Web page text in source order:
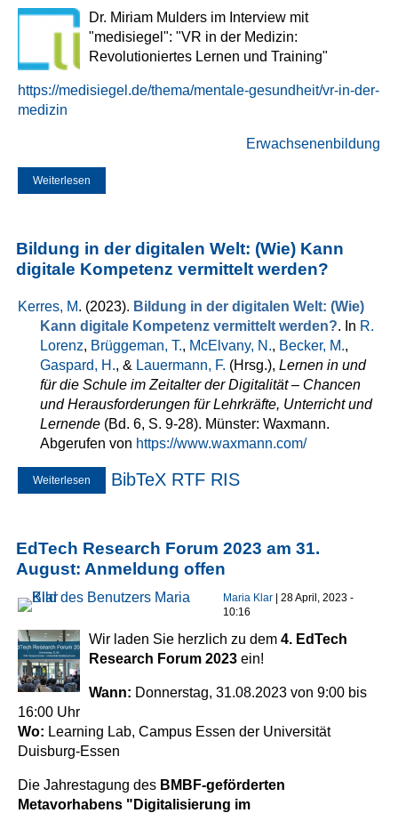
Dr. Miriam Mulders im Interview mit
"medisiegel": "VR in der Medizin:
Revolutioniertes Lernen und Training"
https://medisiegel.de/thema/mentale-gesundheit/vr-in-der-
medizin
Erwachsenenbildung
Weiterlesen
Medizin
Bildung in der digitalen Welt: (Wie) Kann
digitale Kompetenz vermittelt werden?
Kerres, M. (2023). Bildung in der digitalen Welt: (Wie)
Kann digitale Kompetenz vermittelt werden?. In R.
Lorenz, Brüggeman, T., McElvany, N., Becker, M.,
Gaspard, H., & Lauermann, F. (Hrsg.), Lernen in und
für die Schule im Zeitalter der Digitalität – Chancen
und Herausforderungen für Lehrkräfte, Unterricht und
Lernende (Bd. 6, S. 9-28). Münster: Waxmann.
Abgerufen von https://www.waxmann.com/
Weiterlesen über Bildung in der digitalen Welt: (Wie) Kann digitale
BibTeX RTF RIS
EdTech Research Forum 2023 am 31.
August: Anmeldung offen
Maria Klar| 28 April, 2023 -
10:16
Wir laden Sie herzlich zu dem 4. EdTech
Research Forum 2023 ein!
Wann: Donnerstag, 31.08.2023 von 9:00 bis
16:00 Uhr
Wo: Learning Lab, Campus Essen der Universität
Duisburg-Essen
Die Jahrestagung des BMBF-geförderten
Metavorhabens "Digitalisierung im